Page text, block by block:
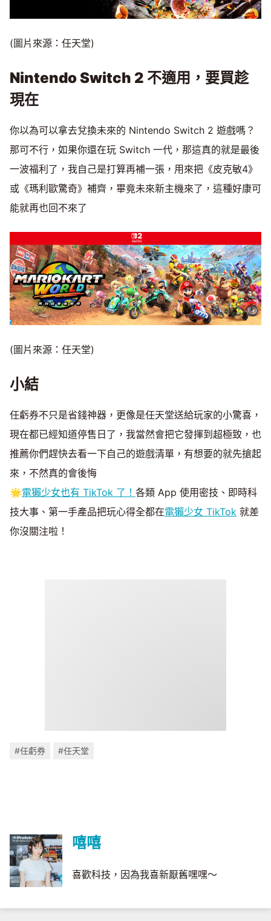
(圖片來源：任天堂)
Nintendo Switch 2 不適用，要買趁
現在
你以為可以拿去兌換未來的 Nintendo Switch 2 遊戲嗎？
那可不行，如果你還在玩 Switch 一代，那這真的就是最後
一波福利了，我自己是打算再補一張，用來把《皮克敏4》
或《瑪利歐驚奇》補齊，畢竟未來新主機來了，這種好康可
能就再也回不來了
(圖片來源：任天堂)
小結
任虧券不只是省錢神器，更像是任天堂送給玩家的小驚喜，
現在都已經知道停售日了，我當然會把它發揮到超極致，也
推薦你們趕快去看一下自己的遊戲清單，有想要的就先搶起
來，不然真的會後悔
🌟電獺少女也有 TikTok 了！ 各類 App 使用密技、即時科
技大事、第一手產品把玩心得全都在電獺少女 TikTok 就差
你沒關注啦！
#任虧券 #任天堂
嘻嘻
喜歡科技，因為我喜新厭舊嘿嘿～